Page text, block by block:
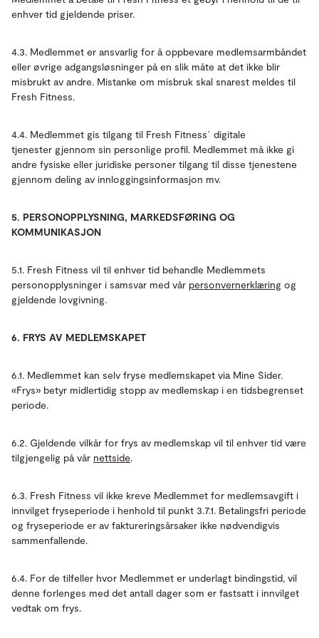
enhver tid gjeldende priser.
4.3. Medlemmet er ansvarlig for å oppbevare medlemsarmbåndet
eller øvrige adgangsløsninger på en slik måte at det ikke blir
misbrukt av andre. Mistanke om misbruk skal snarest meldes til
Fresh Fitness.
4.4. Medlemmet gis tilgang til Fresh Fitness´ digitale
tjenester gjennom sin personlige profil. Medlemmet må ikke gi
andre fysiske eller juridiske personer tilgang til disse tjenestene
gjennom deling av innloggingsinformasjon mv.
5. PERSONOPPLYSNING, MARKEDSFØRING OG
KOMMUNIKASJON
5.1. Fresh Fitness vil til enhver tid behandle Medlemmets
personopplysninger i samsvar med vår personvernerklæring og
gjeldende lovgivning.
6. FRYS AV MEDLEMSKAPET
6.1. Medlemmet kan selv fryse medlemskapet via Mine Sider.
«Frys» betyr midlertidig stopp av medlemskap i en tidsbegrenset
periode.
6.2. Gjeldende vilkår for frys av medlemskap vil til enhver tid være
tilgjengelig på vår nettside.
6.3. Fresh Fitness vil ikke kreve Medlemmet for medlemsavgift i
innvilget fryseperiode i henhold til punkt 3.7.1. Betalingsfri periode
og fryseperiode er av faktureringsårsaker ikke nødvendigvis
sammenfallende.
6.4. For de tilfeller hvor Medlemmet er underlagt bindingstid, vil
denne forlenges med det antall dager som er fastsatt i innvilget
vedtak om frys.